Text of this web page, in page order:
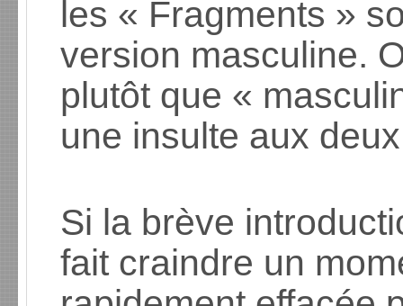
les « Fragments »
version masculine.
plutôt que «
une insulte aux
Si la brève
fait craindre un